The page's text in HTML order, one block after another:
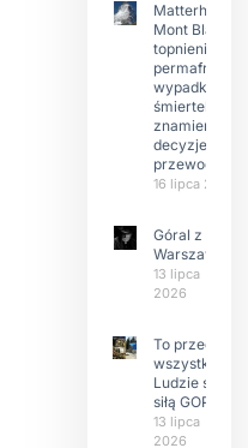
Matterhorn i
Mont Blanc:
topnienie
permafrost,
wypadki
śmiertelne,
znamienne
decyzje
16 lipca 2026
Góral z
Warszawy.
13 lipca
2026
To przede
wszystkim
Ludzie są
siłą GOPR
13 lipca
2026